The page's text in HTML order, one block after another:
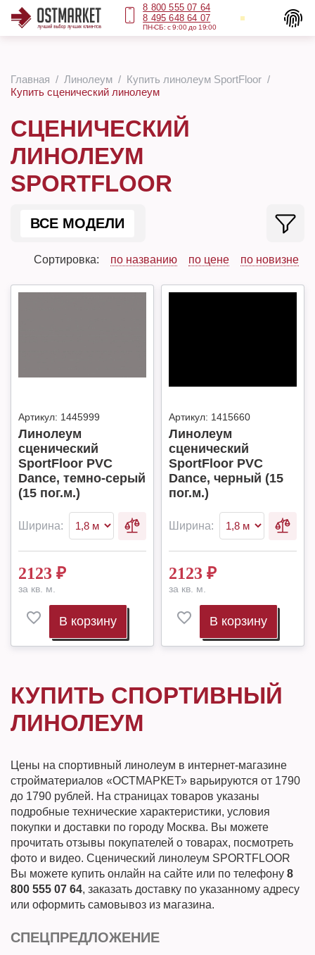
8 800 555 07 64
8 495 648 64 07
ПН-СБ: с 9:00 до 19:00
Главная Линолеум
Купить линолеум SportFloor
Купить сценический линолеум
СЦЕНИЧЕСКИЙ
ЛИНОЛЕУМ
SPORTFLOOR
ВСЕ МОДЕЛИ
Сортировка: по названию по цене по новизне
Артикул: 1445999
Линолеум
сценический
SportFloor PVC
Dance, темно-серый
(15 пог.м.)
Ширина:
2123 ₽
за кв. м.
В корзину
Артикул: 1415660
Линолеум
сценический
SportFloor PVC
Dance, черный (15
пог.м.)
Ширина:
2123 ₽
за кв. м.
В корзину
КУПИТЬ СПОРТИВНЫЙ
ЛИНОЛЕУМ
Цены на спортивный линолеум в интернет-магазине
стройматериалов «ОСТМАРКЕТ» варьируются от 1790
до 1790 рублей. На страницах товаров указаны
подробные технические характеристики, условия
покупки и доставки по городу Москва. Вы можете
прочитать отзывы покупателей о товарах, посмотреть
фото и видео. Сценический линолеум SPORTFLOOR
Вы можете купить онлайн на сайте или по телефону 8
800 555 07 64, заказать доставку по указанному адресу
или оформить самовывоз из магазина.
СПЕЦПРЕДЛОЖЕНИЕ